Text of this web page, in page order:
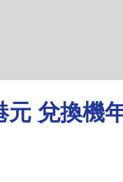
元 兌換機